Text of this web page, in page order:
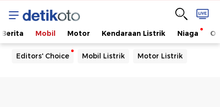
Berita Mobil Motor Kendaraan Listrik Niaga
Editors' Choice Mobil Listrik Motor Listrik